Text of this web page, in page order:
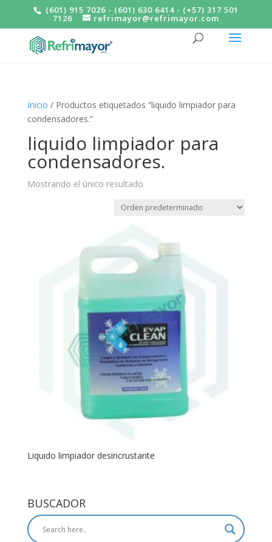
(601) 915 7026 - (601) 630 6414 - (+57) 317 501
7126 refrimayor@refrimayor.com
Inicio / Productos etiquetados “liquido limpiador para
condensadores.”
liquido limpiador para
condensadores.
Mostrando el único resultado
Liquido limpiador desincrustante
BUSCADOR